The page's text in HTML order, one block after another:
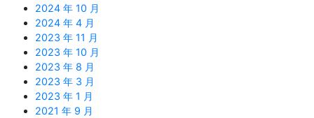
2024 年 10 月
2024 年 4 月
2023 年 11 月
2023 年 10 月
2023 年 8 月
2023 年 3 月
2023 年 1 月
2021 年 9 月